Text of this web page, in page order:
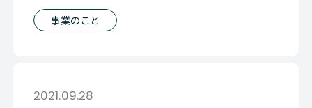
をどういう会社にしていきたいか？」のシ
事業のこと
2021.09.28